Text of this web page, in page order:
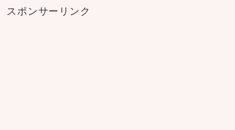
スポンサーリンク